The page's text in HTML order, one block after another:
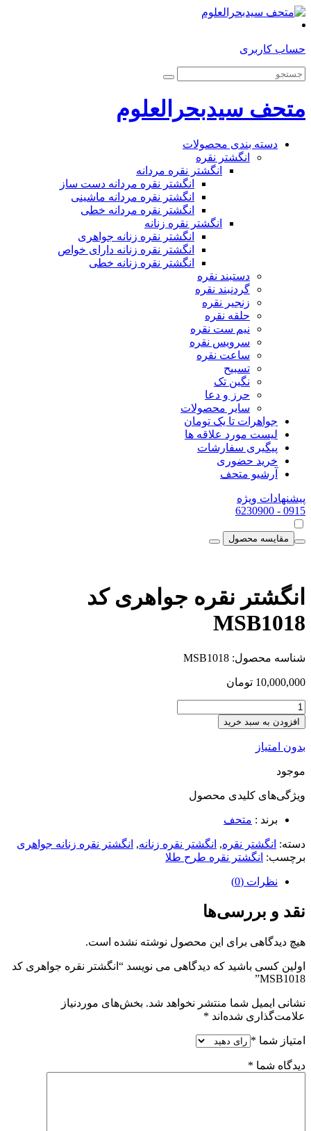
حساب کاربری
متحف سیدبحرالعلوم
دسته بندی محصولات
انگشتر نقره
انگشتر نقره مردانه
انگشتر نقره مردانه دست ساز
انگشتر نقره مردانه ماشینی
انگشتر نقره مردانه خطی
انگشتر نقره زنانه
انگشتر نقره زنانه جواهری
انگشتر نقره زنانه دارای خواص
انگشتر نقره زنانه خطی
دستبند نقره
گردنبند نقره
زنجیر نقره
حلقه نقره
نیم ست نقره
سرویس نقره
ساعت نقره
تسبیح
نگین تک
حرز و دعا
سایر محصولات
جواهرات تا یک تومان
لیست مورد علاقه ها
پیگیری سفارشات
خرید حضوری
آرشیو متحف
پیشنهادات ویژه
0915
- 6230900
مقایسه محصول
انگشتر نقره جواهری کد
MSB1018
شناسه محصول: MSB1018
10,000,000 تومان
افزودن به سبد خرید
بدون امتیاز
موجود
ویژگی‌های کلیدی محصول
برند : متحف
دسته: انگشتر نقره, انگشتر نقره زنانه, انگشتر نقره زنانه جواهری
برچسب: انگشتر نقره طرح طلا
نظرات (0)
نقد و بررسی‌ها
هیچ دیدگاهی برای این محصول نوشته نشده است.
اولین کسی باشید که دیدگاهی می نویسد “انگشتر نقره جواهری کد
MSB1018”
نشانی ایمیل شما منتشر نخواهد شد. بخش‌های موردنیاز
علامت‌گذاری شده‌اند *
امتیاز شما *
دیدگاه شما *